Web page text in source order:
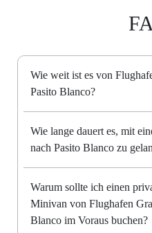
Wie weit ist es von
Pasito Blanco?
Wie lange dauert es, mit
nach Pasito Blanco zu
Warum sollte ich einen
Minivan von Flughafen
Blanco im Voraus buchen?